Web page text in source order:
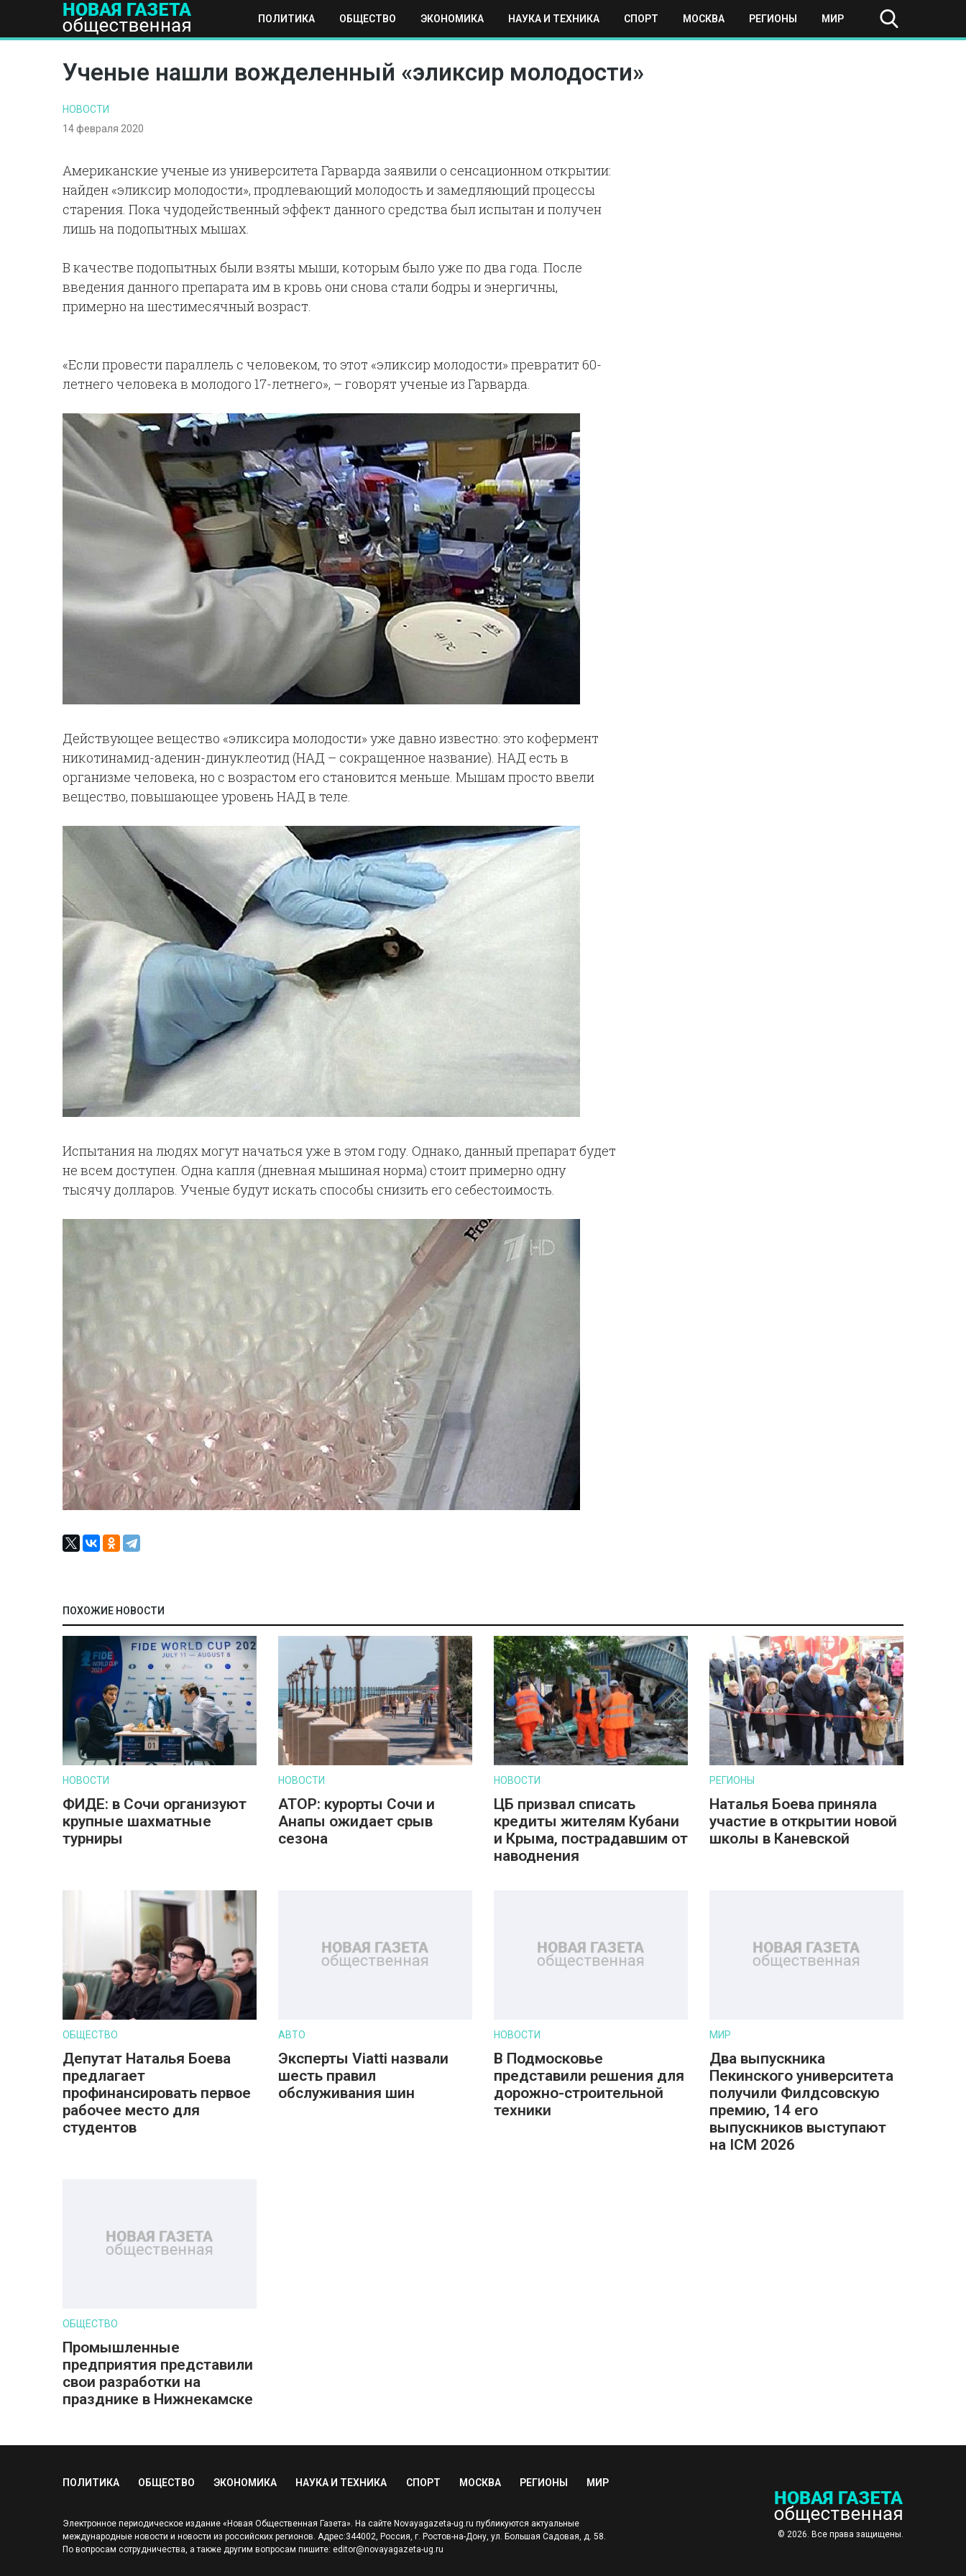
ПОЛИТИКА ОБЩЕСТВО ЭКОНОМИКА НАУКА И ТЕХНИКА СПОРТ МОСКВА РЕГИОНЫ МИР
ПОЛИТИКА ОБЩЕСТВО ЭКОНОМИКА НАУКА И ТЕХНИКА СПОРТ МОСКВА РЕГИОНЫ МИР
Ученые нашли вожделенный «эликсир молодости»
НОВОСТИ
14 февраля 2020
Американские ученые из университета Гарварда заявили о сенсационном открытии:
найден «эликсир молодости», продлевающий молодость и замедляющий процессы
старения. Пока чудодейственный эффект данного средства был испытан и получен
лишь на подопытных мышах.
В качестве подопытных были взяты мыши, которым было уже по два года. После
введения данного препарата им в кровь они снова стали бодры и энергичны,
примерно на шестимесячный возраст.
«Если провести параллель с человеком, то этот «эликсир молодости» превратит 60-
летнего человека в молодого 17-летнего», – говорят ученые из Гарварда.
Действующее вещество «эликсира молодости» уже давно известно: это кофермент
никотинамид-аденин-динуклеотид (НАД – сокращенное название). НАД есть в
организме человека, но с возрастом его становится меньше. Мышам просто ввели
вещество, повышающее уровень НАД в теле.
Испытания на людях могут начаться уже в этом году. Однако, данный препарат будет
не всем доступен. Одна капля (дневная мышиная норма) стоит примерно одну
тысячу долларов. Ученые будут искать способы снизить его себестоимость.
ПОХОЖИЕ НОВОСТИ
НОВОСТИ
ФИДЕ: в Сочи организуют
крупные шахматные
турниры
НОВОСТИ
АТОР: курорты Сочи и
Анапы ожидает срыв
сезона
НОВОСТИ
ЦБ призвал списать
кредиты жителям Кубани
и Крыма, пострадавшим от
наводнения
РЕГИОНЫ
Наталья Боева приняла
участие в открытии новой
школы в Каневской
ОБЩЕСТВО
Депутат Наталья Боева
предлагает
профинансировать первое
рабочее место для
студентов
АВТО
Эксперты Viatti назвали
шесть правил
обслуживания шин
НОВОСТИ
В Подмосковье
представили решения для
дорожно-строительной
техники
МИР
Два выпускника
Пекинского университета
получили Филдсовскую
премию, 14 его
выпускников выступают
на ICM 2026
ОБЩЕСТВО
Промышленные
предприятия представили
свои разработки на
празднике в Нижнекамске
ПОЛИТИКА ОБЩЕСТВО ЭКОНОМИКА НАУКА И ТЕХНИКА СПОРТ МОСКВА РЕГИОНЫ МИР
Электронное периодическое издание «Новая Общественная Газета». На сайте Novayagazeta-ug.ru публикуются актуальные
международные новости и новости из российских регионов. Адрес:344002, Россия, г. Ростов-на-Дону, ул. Большая Садовая, д. 58.
По вопросам сотрудничества, а также другим вопросам пишите: editor@novayagazeta-ug.ru
© 2026. Все права защищены.